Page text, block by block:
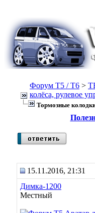
Форум Т5 / T6 >
колёса, рулевое
Тормозные
15.11.2016, 21:31
Димка-1200
Местный